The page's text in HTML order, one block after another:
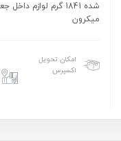
میکرون
امکان تحویل
اکسپرس